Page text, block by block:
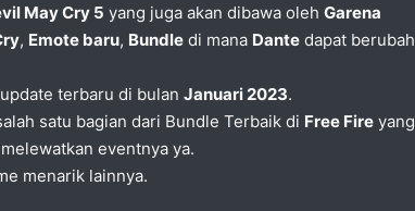
May Cry 5 yang juga akan dibawa oleh Garena
, Emote baru, Bundle di mana Dante dapat berubah
terbaru di bulan Januari 2023.
satu bagian dari Bundle Terbaik di Free Fire yang
eventnya ya.
menarik lainnya.